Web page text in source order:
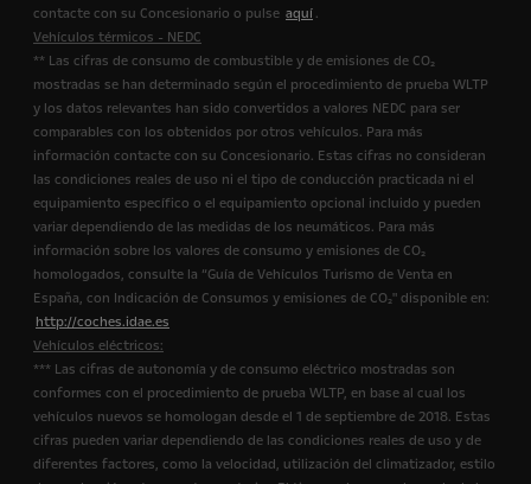
contacte con su Concesionario o pulse aquí .
Vehículos térmicos - NEDC
** Las cifras de consumo de combustible y de emisiones de CO₂
mostradas se han determinado según el procedimiento de prueba WLTP
y los datos relevantes han sido convertidos a valores NEDC para ser
comparables con los obtenidos por otros vehículos. Para más
información contacte con su Concesionario. Estas cifras no consideran
las condiciones reales de uso ni el tipo de conducción practicada ni el
equipamiento específico o el equipamiento opcional incluido y pueden
variar dependiendo de las medidas de los neumáticos. Para más
información sobre los valores de consumo y emisiones de CO₂
homologados, consulte la “Guía de Vehículos Turismo de Venta en
España, con Indicación de Consumos y emisiones de CO₂" disponible en:
http://coches.idae.es
Vehículos eléctricos:
*** Las cifras de autonomía y de consumo eléctrico mostradas son
conformes con el procedimiento de prueba WLTP, en base al cual los
vehículos nuevos se homologan desde el 1 de septiembre de 2018. Estas
cifras pueden variar dependiendo de las condiciones reales de uso y de
diferentes factores, como la velocidad, utilización del climatizador, estilo